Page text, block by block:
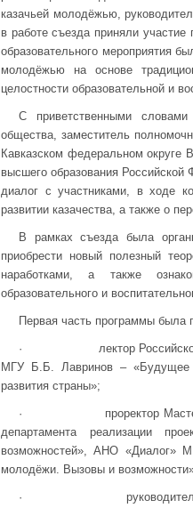
казачьей молодёжью,
в работе съезда приняли
образовательного мероприятия
молодёжью на основе
целостности образовательной и
С приветственными словами
общества, заместитель
Кавказском федеральном округе
высшего образования
диалог с участниками, в ходе
развитии казачества, а также о
В рамках съезда была
приобрести новый полезный
наработками, а также
образовательного и
Первая часть программы была
· лектор Российского
МГУ Б.Б. Лавринов – «Будущее
развития страны»;
· проректор Мастерской
департамента реализации
возможностей», АНО «Диалог»
молодёжи. Вызовы и
· руководитель